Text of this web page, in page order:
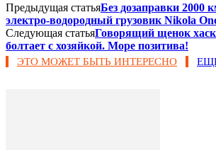
Предыдущая статьяБез дозаправки 2000
электро-водородный грузовик Nikola
Следующая статьяГоворящий щенок
болтает с хозяйкой. Море позитива!
ЭТО МОЖЕТ БЫТЬ ИНТЕРЕСНО